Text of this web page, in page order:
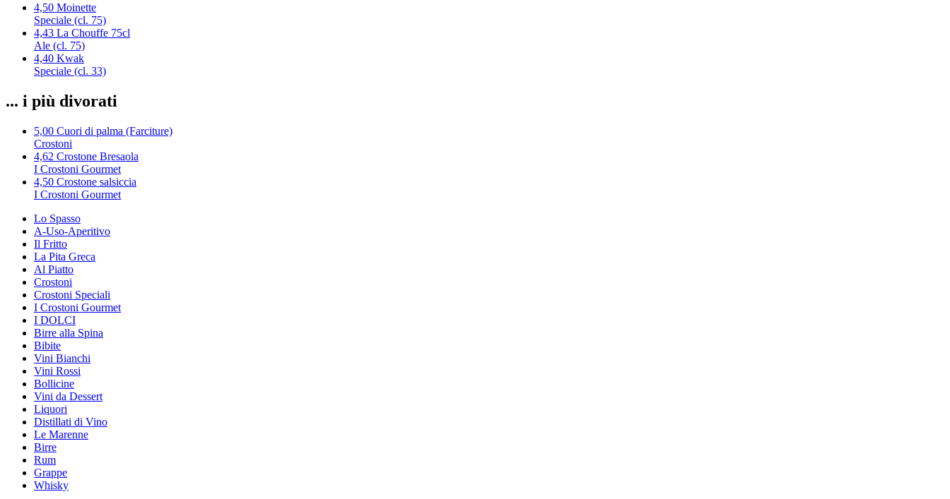
4,50 Moinette
Speciale (cl. 75)
4,43 La Chouffe 75cl
Ale (cl. 75)
4,40 Kwak
Speciale (cl. 33)
... i più divorati
5,00 Cuori di palma (Farciture)
Crostoni
4,62 Crostone Bresaola
I Crostoni Gourmet
4,50 Crostone salsiccia
I Crostoni Gourmet
Lo Spasso
A-Uso-Aperitivo
Il Fritto
La Pita Greca
Al Piatto
Crostoni
Crostoni Speciali
I Crostoni Gourmet
I DOLCI
Birre alla Spina
Bibite
Vini Bianchi
Vini Rossi
Bollicine
Vini da Dessert
Liquori
Distillati di Vino
Le Marenne
Birre
Rum
Grappe
Whisky